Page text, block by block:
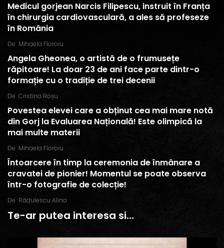
Medicul gorjean Narcis Filipescu, instruit în Franța
în chirurgia cardiovasculară, a ales să profeseze
în România
De Mihaela Floroiu
Angela Gheonea, o artistă de o frumusețe
răpitoare! La doar 23 de ani face parte dintr-o
formație cu o tradiție de trei decenii
De Cristina Roșu
Povestea elevei care a obținut cea mai mare notă
din Gorj la Evaluarea Națională! Este olimpică la
mai multe materii
De Mihaela Floroiu
Întoarcere în timp la ceremonia de înmânare a
cravatei de pionier! Momentul se poate observa
într-o fotografie de colecție!
De Rădulescu Alina
Te-ar putea interesa si...